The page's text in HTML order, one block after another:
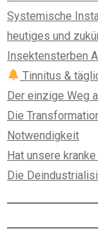
Systemische
heutiges und
Insektensterben
Tinnitus &
Der einzige Weg
Die
Notwendigkeit
Hat unsere
Die